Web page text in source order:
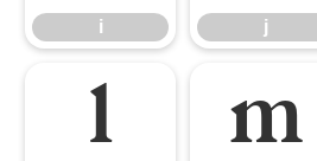
i j
l m